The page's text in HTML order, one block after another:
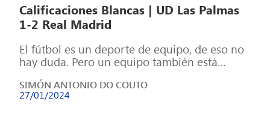
Calificaciones Blancas | UD Las Palmas
1-2 Real Madrid
El fútbol es un deporte de equipo, de eso no
hay duda. Pero un equipo también está
SIMÓN ANTONIO DO COUTO
27/01/2024